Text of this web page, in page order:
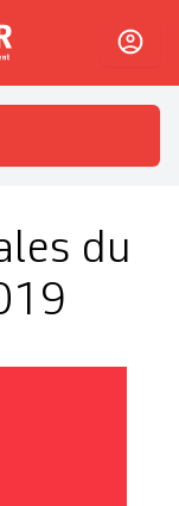
autrement
du